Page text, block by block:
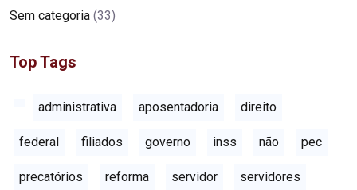
Sem categoria (33)
Top Tags
administrativa aposentadoria direito
federal filiados governo inss não pec
precatórios reforma servidor servidores